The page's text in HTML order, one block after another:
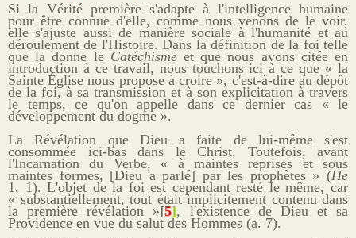
Si la Vérité première s'adapte à l'intelligence humaine
pour être connue d'elle, comme nous venons de le voir,
elle s'ajuste aussi de manière sociale à l'humanité et au
déroulement de l'Histoire. Dans la définition de la foi telle
que la donne le Catéchismeet que nous avons citée en
introduction à ce travail, nous touchons ici à ce que « la
Sainte Église nous propose à croire », c'est-à-dire au dépôt
de la foi, à sa transmission et à son explicitation à travers
le temps, ce qu'on appelle dans ce dernier cas « le
développement du dogme ».
La Révélation que Dieu a faite de lui-même s'est
consommée ici-bas dans le Christ. Toutefois, avant
l'Incarnation du Verbe, « à maintes reprises et sous
maintes formes, [Dieu a parlé] par les prophètes » (He
1, 1). L'objet de la foi est cependant resté le même, car
« substantiellement, tout était implicitement contenu dans
la première révélation »[5], l'existence de Dieu et sa
Providence en vue du salut des Hommes (a. 7).